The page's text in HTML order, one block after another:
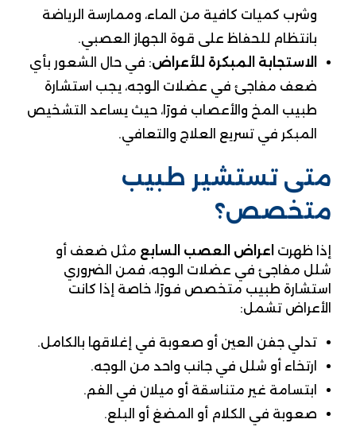
وشرب كميات كافية من الماء، وممارسة الرياضة
بانتظام للحفاظ على قوة الجهاز العصبي.
الاستجابة المبكرة للأعراض: في حال الشعور بأي
ضعف مفاجئ في عضلات الوجه، يجب استشارة
طبيب المخ والأعصاب فورًا، حيث يساعد التشخيص
المبكر في تسريع العلاج والتعافي.
متى تستشير طبيب
متخصص؟
إذا ظهرت اعراض العصب السابع مثل ضعف أو
شلل مفاجئ في عضلات الوجه، فمن الضروري
استشارة طبيب متخصص فورًا، خاصة إذا كانت
الأعراض تشمل:
تدلي جفن العين أو صعوبة في إغلاقها بالكامل.
ارتخاء أو شلل في جانب واحد من الوجه.
ابتسامة غير متناسقة أو ميلان في الفم.
صعوبة في الكلام أو المضغ أو البلع.